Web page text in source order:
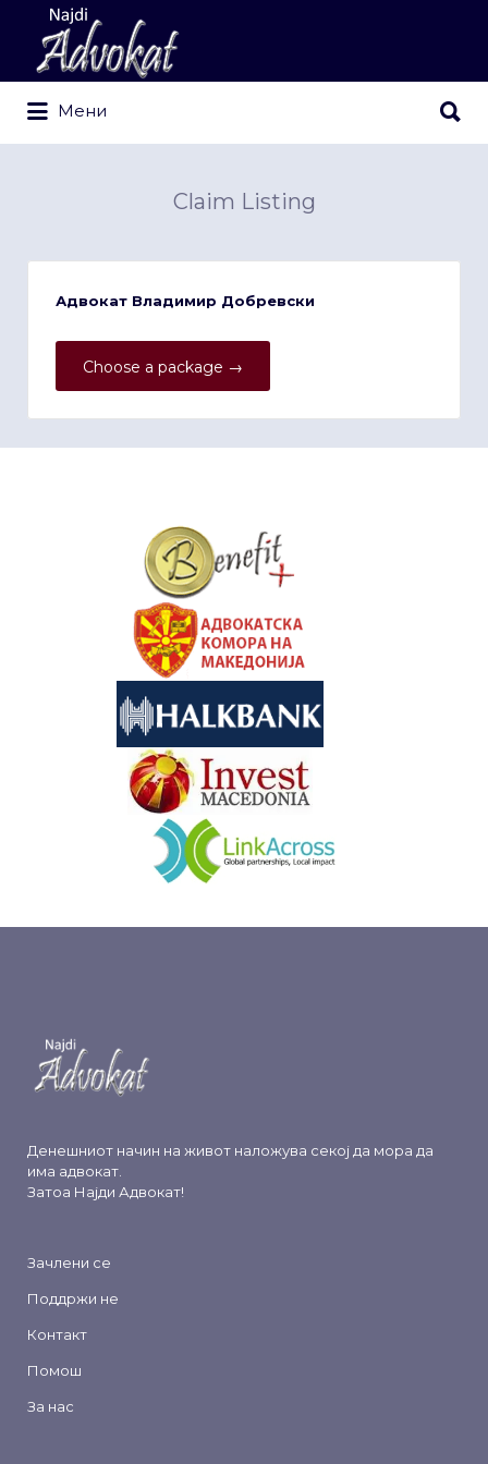
Search
for:
Мени
for:
Claim Listing
Адвокат Владимир Добревски
Денешниот начин на живот наложува секој да мора да
има адвокат.
Затоа Најди Адвокат!
Зачлени се
Поддржи не
Контакт
Помош
За нас